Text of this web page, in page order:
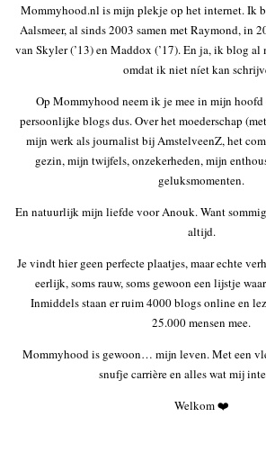
Mommyhood.nl is mijn plekje op het internet. Ik
Aalsmeer, al sinds 2003 samen met Raymond, in
van Skyler (’13) en Maddox (’17). En ja, ik blog al
omdat ik niet níet kan
Op Mommyhood neem ik je mee in mijn hoofd
persoonlijke blogs dus. Over het moederschap
mijn werk als journalist bij AmstelveenZ, het
gezin, mijn twijfels, onzekerheden, mijn
geluksmomenten.
En natuurlijk mijn liefde voor Anouk. Want
altijd.
Je vindt hier geen perfecte plaatjes, maar echte
eerlijk, soms rauw, soms gewoon een lijstje
Inmiddels staan er ruim 4000 blogs online en
25.000 mensen mee.
Mommyhood is gewoon… mijn leven. Met een
snufje carrière en alles wat mij
Welkom ❤️